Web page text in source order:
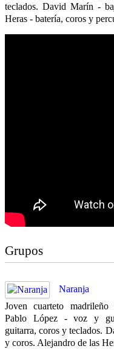
teclados. David Marín -
Heras - batería, coros y
Grupos
Naranja
Joven cuarteto
Pablo López - voz y
guitarra, coros y teclados.
y coros. Alejandro de las